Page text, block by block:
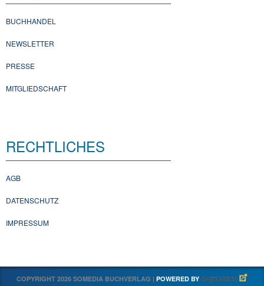
BUCHHANDEL
NEWSLETTER
PRESSE
MITGLIEDSCHAFT
RECHTLICHES
AGB
DATENSCHUTZ
IMPRESSUM
COPYRIGHT 2026 SOMEDIA BUCHVERLAG | POWERED BY